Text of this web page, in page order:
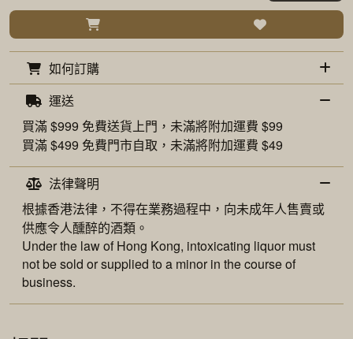
如何訂購
運送
買滿 $999 免費送貨上門 ，未滿將附加運費 $99
買滿 $499 免費門市自取 ，未滿將附加運費 $49
法律聲明
根據香港法律，不得在業務過程中，向未成年人售賣或
供應令人醺醉的酒類。
Under the law of Hong Kong, intoxicating liquor must
not be sold or supplied to a minor in the course of
business.